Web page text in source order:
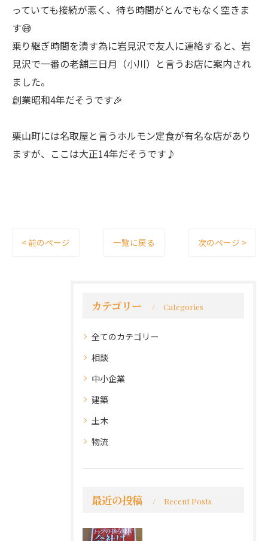
っていても接続が悪く、待ち時間がとんでもなく空きま
す😅
乗り継ぎ時間を潰す為に岩見沢で友人に連絡すると、岩
見沢で一番の老舗三日月（小川）と言うお店に案内され
ました。
創業昭和4年だそうです🎉
栗山町には名取屋と言うホルモン定食が有名な店があり
ますが、ここは大正14年だそうです♪
< 前のページ 一覧に戻る 次のページ >
カテゴリー Categories
全てのカテゴリー
相談
中小企業
建築
土木
物流
最近の投稿 Recent Posts